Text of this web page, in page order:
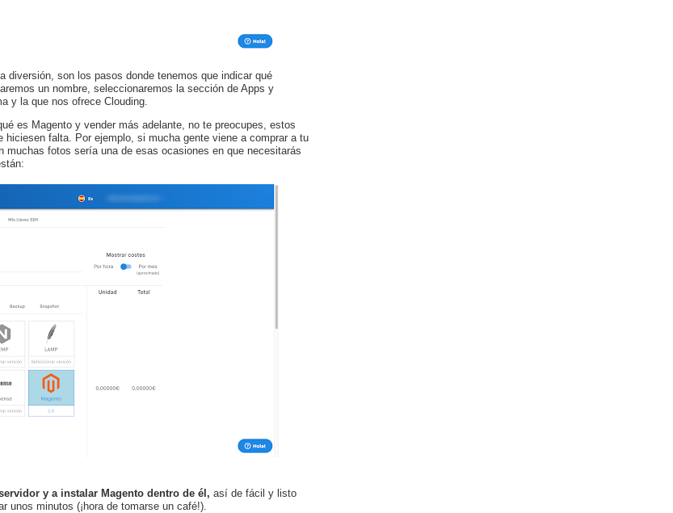
diversión, son los pasos donde tenemos que indicar qué
un nombre, seleccionaremos la sección de Apps y
y la que nos ofrece Clouding.
es Magento y vender más adelante, no te preocupes, estos
falta. Por ejemplo, si mucha gente viene a comprar a tu
fotos sería una de esas ocasiones en que necesitarás
y a instalar Magento dentro de él, así de fácil y listo
unos minutos (¡hora de tomarse un café!).